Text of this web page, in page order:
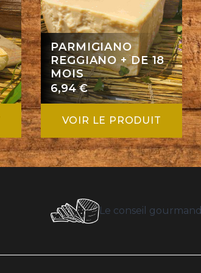
PARMIGIANO
REGGIANO + DE 18
MOIS
6,94€
VOIR LE PRODUIT
Le conseil gourmand